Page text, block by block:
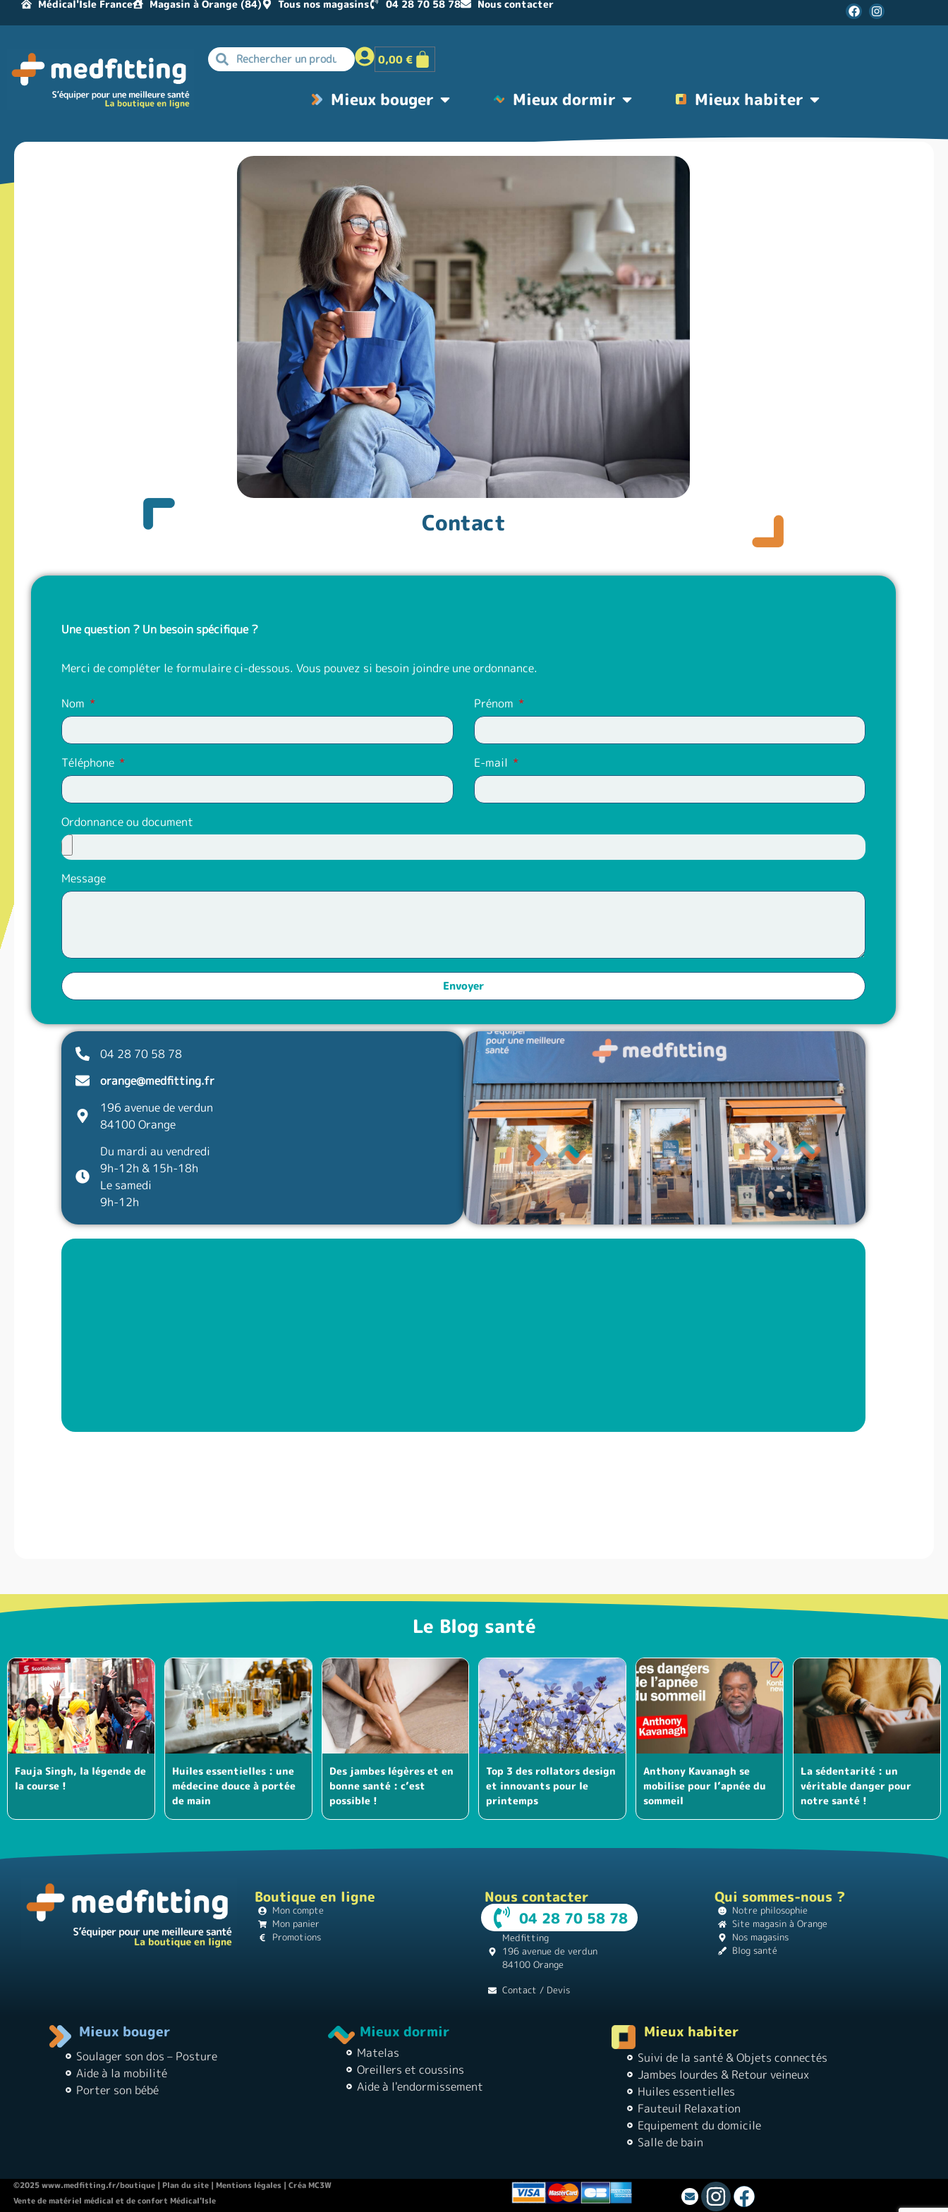
Médical'Isle France Magasin à Orange (84) Tous nos magasins 04 28 70 58 78 Nous contacter
0,00€
Mieux bouger Mieux dormir Mieux habiter
Contact
Une question ? Un besoin spécifique ?
Merci de compléter le formulaire ci-dessous. Vous pouvez si besoin joindre une ordonnance.
Nom Prénom
Téléphone E-mail
Ordonnance ou document
Message
Envoyer
04 28 70 58 78
orange@medfitting.fr
196 avenue de verdun
84100 Orange
Du mardi au vendredi
9h-12h & 15h-18h
Le samedi
9h-12h
Le Blog santé
Fauja Singh, la légende de
la course !
Huiles essentielles : une
médecine douce à portée
de main
Des jambes légères et en
bonne santé : c’est
possible !
Top 3 des rollators design
et innovants pour le
printemps
Anthony Kavanagh se
mobilise pour l’apnée du
sommeil
La sédentarité : un
véritable danger pour
notre santé !
Boutique en ligne
Mon compte
Mon panier
Promotions
Nous contacter
04 28 70 58 78
Medfitting
196 avenue de verdun
84100 Orange
Contact / Devis
Qui sommes-nous ?
Notre philosophie
Site magasin à Orange
Nos magasins
Blog santé
Mieux bouger
Soulager son dos – Posture
Aide à la mobilité
Porter son bébé
Mieux dormir
Matelas
Oreillers et coussins
Aide à l'endormissement
Mieux habiter
Suivi de la santé & Objets connectés
Jambes lourdes & Retour veineux
Huiles essentielles
Fauteuil Relaxation
Equipement du domicile
Salle de bain
©2025 www.medfitting.fr/boutique | Plan du site | Mentions légales | Créa MC3W
Vente de matériel médical et de confort Médical'Isle